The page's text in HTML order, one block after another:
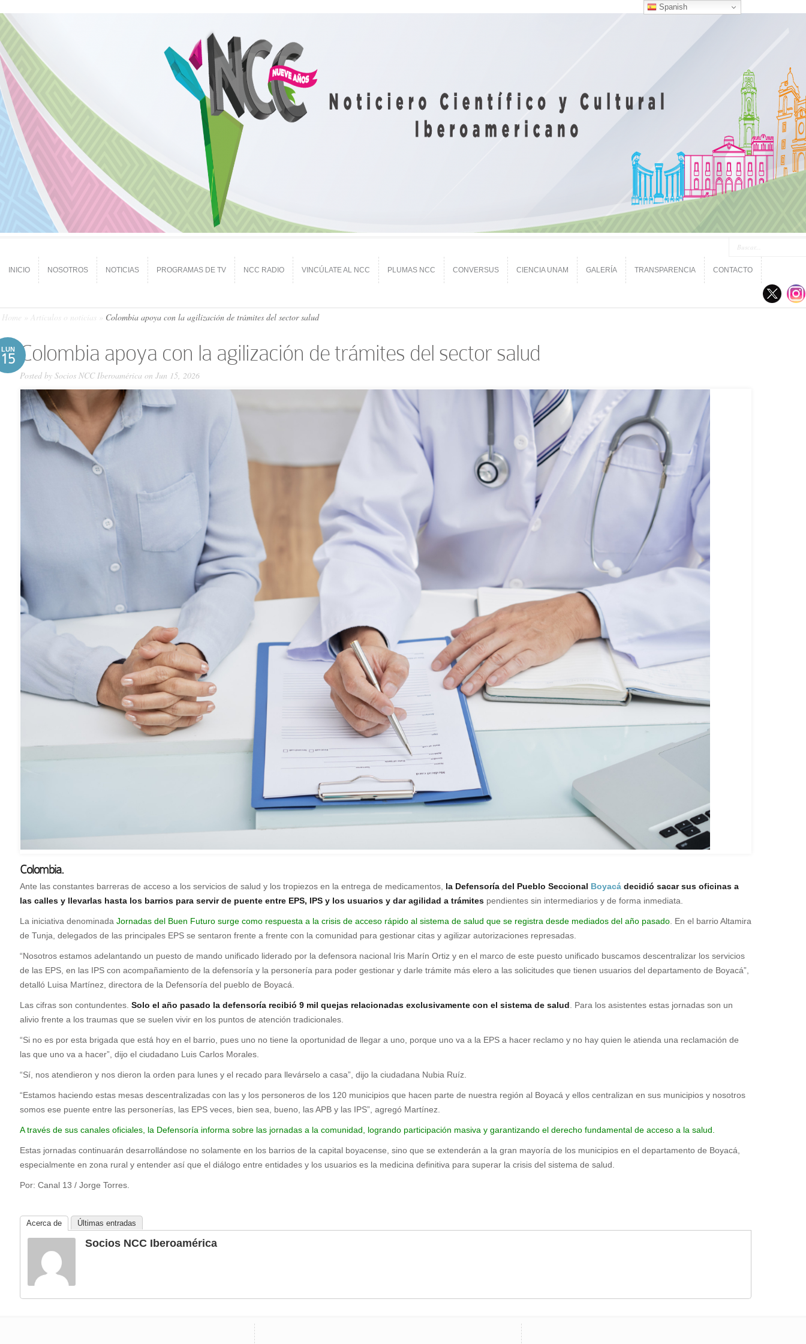
INICIO NOSOTROS NOTICIAS PROGRAMAS DE TV NCC RADIO VINCÚLATE AL NCC PLUMAS NCC CONVERSUS CIENCIA UNAM GALERÍA TRANSPARENCIA CONTACTO
Home Artículos o noticias Colombia apoya con la agilización de trámites del sector salud
LUN
15 Colombia apoya con la agilización de trámites del sector salud
Posted by Socios NCC Iberoamérica on Jun 15, 2026
Colombia.
Ante las constantes barreras de acceso a los servicios de salud y los tropiezos en la entrega de medicamentos, la Defensoría del Pueblo Seccional Boyacá decidió sacar sus oficinas a
las calles y llevarlas hasta los barrios para servir de puente entre EPS, IPS y los usuarios y dar agilidad a trámites pendientes sin intermediarios y de forma inmediata.
La iniciativa denominada Jornadas del Buen Futuro surge como respuesta a la crisis de acceso rápido al sistema de salud que se registra desde mediados del año pasado. En el barrio Altamira
de Tunja, delegados de las principales EPS se sentaron frente a frente con la comunidad para gestionar citas y agilizar autorizaciones represadas.
“Nosotros estamos adelantando un puesto de mando unificado liderado por la defensora nacional Iris Marín Ortiz y en el marco de este puesto unificado buscamos descentralizar los servicios
de las EPS, en las IPS con acompañamiento de la defensoría y la personería para poder gestionar y darle trámite más elero a las solicitudes que tienen usuarios del departamento de Boyacá”,
detalló Luisa Martínez, directora de la Defensoría del pueblo de Boyacá.
Las cifras son contundentes. Solo el año pasado la defensoría recibió 9 mil quejas relacionadas exclusivamente con el sistema de salud. Para los asistentes estas jornadas son un
alivio frente a los traumas que se suelen vivir en los puntos de atención tradicionales.
“Si no es por esta brigada que está hoy en el barrio, pues uno no tiene la oportunidad de llegar a uno, porque uno va a la EPS a hacer reclamo y no hay quien le atienda una reclamación de
las que uno va a hacer”, dijo el ciudadano Luis Carlos Morales.
“Sí, nos atendieron y nos dieron la orden para lunes y el recado para llevárselo a casa”, dijo la ciudadana Nubia Ruíz.
“Estamos haciendo estas mesas descentralizadas con las y los personeros de los 120 municipios que hacen parte de nuestra región al Boyacá y ellos centralizan en sus municipios y nosotros
somos ese puente entre las personerías, las EPS veces, bien sea, bueno, las APB y las IPS”, agregó Martínez.
A través de sus canales oficiales, la Defensoría informa sobre las jornadas a la comunidad, logrando participación masiva y garantizando el derecho fundamental de acceso a la salud.
Estas jornadas continuarán desarrollándose no solamente en los barrios de la capital boyacense, sino que se extenderán a la gran mayoría de los municipios en el departamento de Boyacá,
especialmente en zona rural y entender así que el diálogo entre entidades y los usuarios es la medicina definitiva para superar la crisis del sistema de salud.
Por: Canal 13 / Jorge Torres.
Acerca de Últimas entradas
Socios NCC Iberoamérica
Spanish